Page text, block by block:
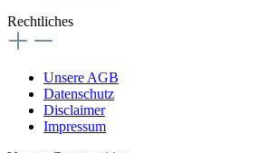
Rechtliches
Unsere AGB
Datenschutz
Disclaimer
Impressum